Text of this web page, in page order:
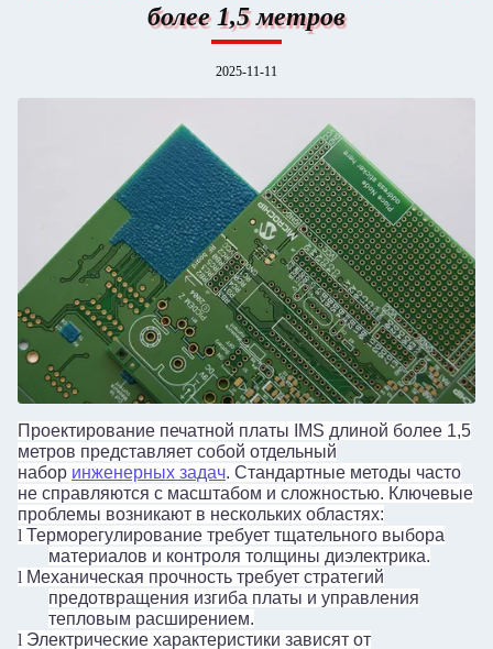
более 1,5 метров
2025-11-11
Проектирование печатной платы IMS длиной более 1,5
метров представляет собой отдельный
набор инженерных задач. Стандартные методы часто
не справляются с масштабом и сложностью. Ключевые
проблемы возникают в нескольких областях:
l Терморегулирование требует тщательного выбора
материалов и контроля толщины диэлектрика.
l Механическая прочность требует стратегий
предотвращения изгиба платы и управления
тепловым расширением.
l Электрические характеристики зависят от